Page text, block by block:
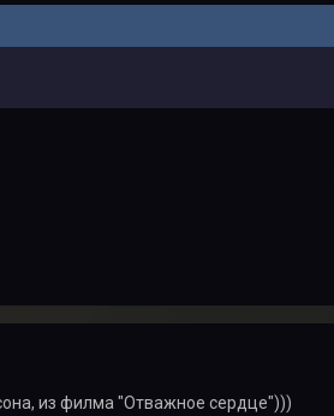
из филма "Отважное сердце")))